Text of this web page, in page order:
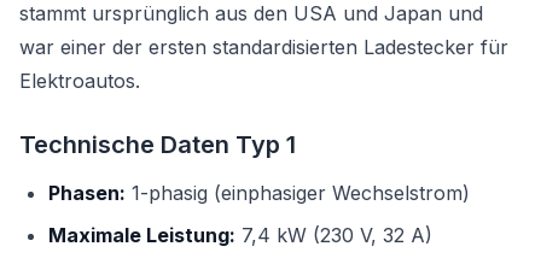
stammt ursprünglich aus den USA und Japan und
war einer der ersten standardisierten Ladestecker für
Elektroautos.
Technische Daten Typ 1
Phasen: 1-phasig (einphasiger Wechselstrom)
Maximale Leistung: 7,4 kW (230 V, 32 A)